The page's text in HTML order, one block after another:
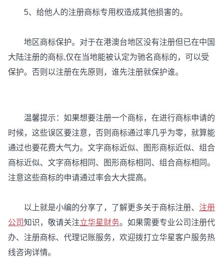
5、给他人的注册商标专用权造成其他损害的。
地区商标保护。对于在港澳台地区没有注册但已在中国
大陆注册的商标,仅在当地能被认定为驰名商标的，可以受
保护。否则以注册在先原则，谁先注册就保护谁。
温馨提示：如果想要注册一个商标，在进行商标申请的
时候，这些误区要注意，否则商标通过率几乎为零，就算能
通过也要花费大气力。文字商标近似、图形商标近似、组合
商标近似、文字商标相同、图形商标相同、组合商标相同。
注意这些商标的申请通过率会大大提高。
以上就是小编的分享了，了解更多关于商标注册、 注册
公司知识，敬请关注立华星财务。如果需要专业公司注册代
办、注册商标、代理记账服务，欢迎拨打立华星客户服务热
线咨询详情。